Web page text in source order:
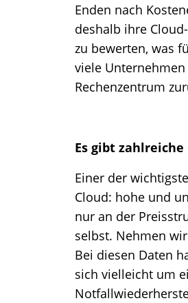
Enden nach
deshalb ihre
zu bewerten, was
viele
Rechenzentrum
Es gibt
Einer der
Cloud: hohe und
nur an der
selbst. Nehmen
Bei diesen Daten
sich vielleicht um